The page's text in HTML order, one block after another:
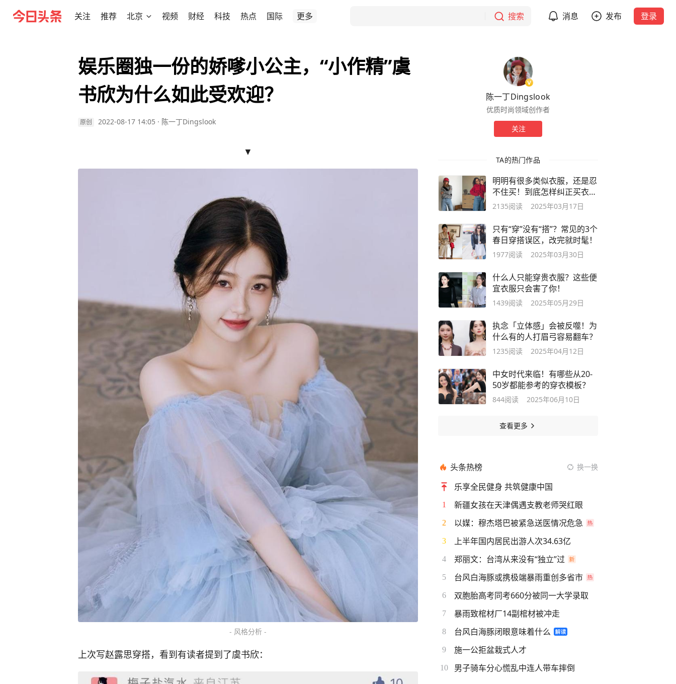
关注 推荐 北京 视频 财经 科技 热点 国际 更多 搜索 消息 发布 登录
娱乐圈独一份的娇嗲小公主，“小作精”虞
书欣为什么如此受欢迎？
原创 2022-08-17 14:05 · 陈一丁Dingslook
▼
- 风格分析 -
上次写赵露思穿搭，看到有读者提到了虞书欣：
陈一丁Dingslook
优质时尚领域创作者
关注
TA的热门作品
明明有很多类似衣服，还是忍
不住买！到底怎样纠正买衣服
的惯性？
2135阅读 2025年03月17日
只有“穿”没有“搭”？常见的3个
春日穿搭误区，改完就时髦！
1977阅读 2025年03月30日
什么人只能穿贵衣服？这些便
宜衣服只会害了你！
1439阅读 2025年05月29日
执念「立体感」会被反噬！为
什么有的人打眉弓容易翻车？
1235阅读 2025年04月12日
中女时代来临！有哪些从20-
50岁都能参考的穿衣模板？
844阅读 2025年06月10日
查看更多
头条热榜 换一换
乐享全民健身 共筑健康中国
1 新疆女孩在天津偶遇支教老师哭红眼
2 以媒：穆杰塔巴被紧急送医情况危急
3 上半年国内居民出游人次34.63亿
4 郑丽文：台湾从来没有“独立”过
5 台风白海豚或携极端暴雨重创多省市
6 双胞胎高考同考660分被同一大学录取
7 暴雨致棺材厂14副棺材被冲走
8 台风白海豚闭眼意味着什么
9 施一公拒盆栽式人才
10 男子骑车分心慌乱中连人带车摔倒